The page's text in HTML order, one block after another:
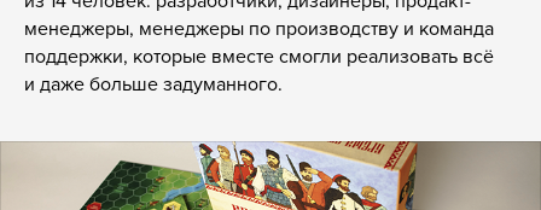
менеджеры, менеджеры по производству и команда
поддержки, которые вместе смогли реализовать всё
и даже больше задуманного.